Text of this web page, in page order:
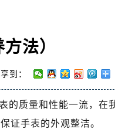
需提前预约）
）
1706室（需提前预约）
预约）
法）
到：
的质量和性能一流，在
证手表的外观整洁。